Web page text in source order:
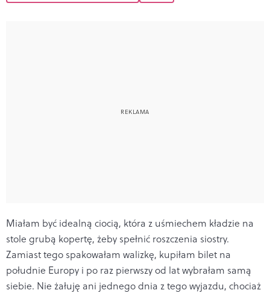
Miałam być idealną ciocią, która z uśmiechem kładzie na
stole grubą kopertę, żeby spełnić roszczenia siostry.
Zamiast tego spakowałam walizkę, kupiłam bilet na
południe Europy i po raz pierwszy od lat wybrałam samą
siebie. Nie żałuję ani jednego dnia z tego wyjazdu, chociaż